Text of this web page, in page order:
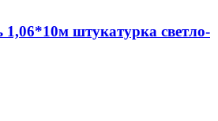
1,06*10м штукатурка светло-